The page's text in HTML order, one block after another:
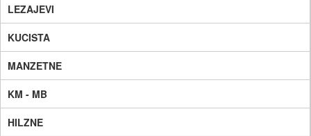
LEZAJEVI
KUCISTA
MANZETNE
KM - MB
HILZNE